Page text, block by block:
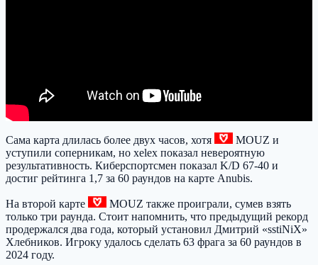
Сама карта длилась более двух часов, хотя MOUZ и
уступили соперникам, но xelex показал невероятную
результативность. Киберспортсмен показал K/D 67-40 и
достиг рейтинга 1,7 за 60 раундов на карте Anubis.
На второй карте MOUZ также проиграли, сумев взять
только три раунда. Стоит напомнить, что предыдущий рекорд
продержался два года, который установил Дмитрий «sstiNiX»
Хлебников. Игроку удалось сделать 63 фрага за 60 раундов в
2024 году.